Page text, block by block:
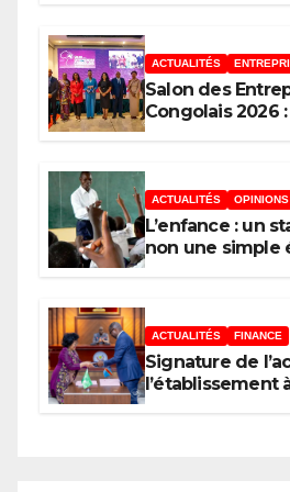
ACTUALITÉS
Salon des
Congolais 2026 :
phare de
Afrique
ACTUALITÉS OPINIONS
L’enfance : un
non une simple
ACTUALITÉS FINANCE
Signature de
l’établissement